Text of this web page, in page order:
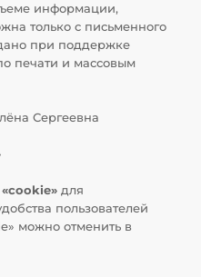
информации,
только с письменного
при поддержке
печати и массовым
Сергеевна
для
пользователей
можно отменить в